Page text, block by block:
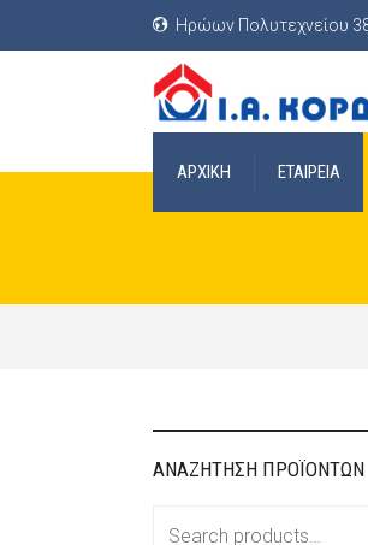
Ηρώων Πολυτεχνείου
ΑΡΧΙΚΗ ΕΤΑΙΡΕΙΑ
ΑΝΑΖΗΤΗΣΗ ΠΡΟΪΟΝΤΩΝ